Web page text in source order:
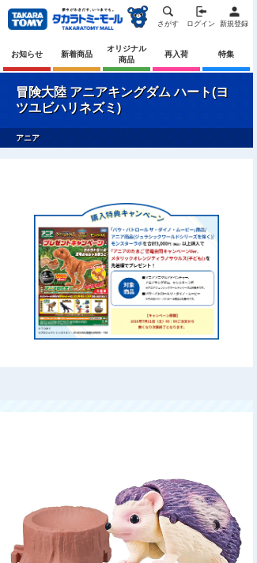
さがす ログイン 新規登録
お知らせ 新着商品
オリジナル
商品
再入荷 特集
冒険大陸 アニアキングダム ハート(ヨ
ツユビハリネズミ)
アニア